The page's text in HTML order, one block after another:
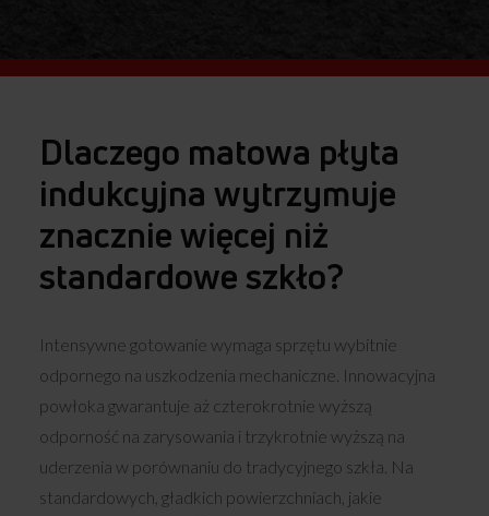
Dlaczego matowa płyta
indukcyjna wytrzymuje
znacznie więcej niż
standardowe szkło?
Intensywne gotowanie wymaga sprzętu wybitnie
odpornego na uszkodzenia mechaniczne. Innowacyjna
powłoka gwarantuje aż czterokrotnie wyższą
odporność na zarysowania i trzykrotnie wyższą na
uderzenia w porównaniu do tradycyjnego szkła. Na
standardowych, gładkich powierzchniach, jakie